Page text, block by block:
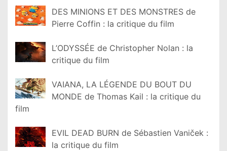
DES MINIONS ET DES MONSTRES de
Pierre Coffin : la critique du film
L’ODYSSÉE de Christopher Nolan : la
critique du film
VAIANA, LA LÉGENDE DU BOUT DU
MONDE de Thomas Kail : la critique du
film
EVIL DEAD BURN de Sébastien Vaniček :
la critique du film